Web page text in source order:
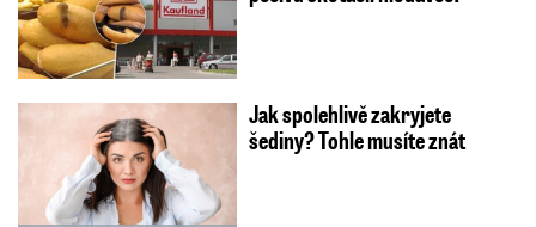
Jak spolehlivě zakryjete
šediny? Tohle musíte znát